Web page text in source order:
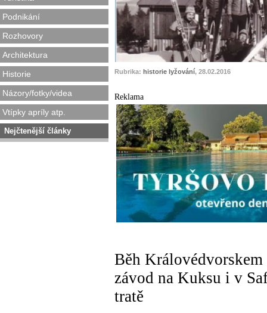
Podnikání
Rozhovory
Architektura
Historie
Názory/fotky/videa
Vtípky apríly atp.
Nejčtenější články
Rubrika: historie lyžování, 28.02.2016
Reklama
Běh
závod na Kuksu i v
tratě